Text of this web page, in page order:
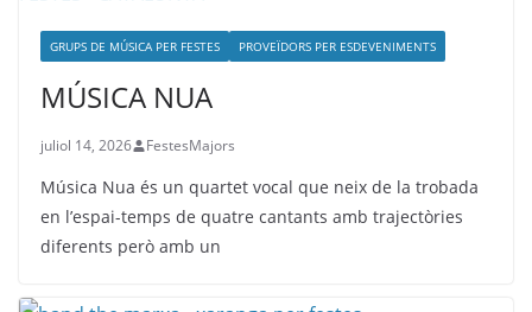
GRUPS DE MÚSICA PER FESTES PROVEÏDORS PER ESDEVENIMENTS
MÚSICA NUA
juliol 14, 2026 FestesMajors
Música Nua és un quartet vocal que neix de la trobada
en l’espai-temps de quatre cantants amb trajectòries
diferents però amb un